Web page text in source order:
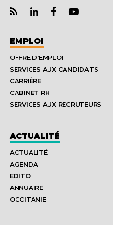
EMPLOI
OFFRE D'EMPLOI
SERVICES AUX CANDIDATS
CARRIÈRE
CABINET RH
SERVICES AUX RECRUTEURS
ACTUALITÉ
ACTUALITÉ
AGENDA
EDITO
ANNUAIRE
OCCITANIE